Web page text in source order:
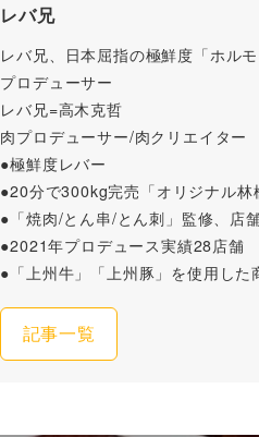
レバ兄
レバ兄、日本屈指の極鮮度「ホル
プロデューサー
レバ兄=高木克哲
肉プロデューサー/肉クリエイター
●極鮮度レバー
●20分で300kg完売「オリジナル林
●「焼肉/とん串/とん刺」監修、店
●2021年プロデュース実績28店舗
●「上州牛」「上州豚」を使用した
記事一覧